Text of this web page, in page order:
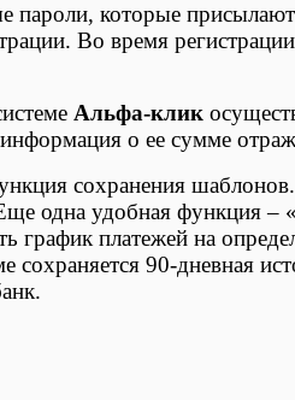
пароли, которые
Во время
Альфа-клик
о ее сумме
сохранения
одна удобная функция
график платежей на
сохраняется 90-дневная